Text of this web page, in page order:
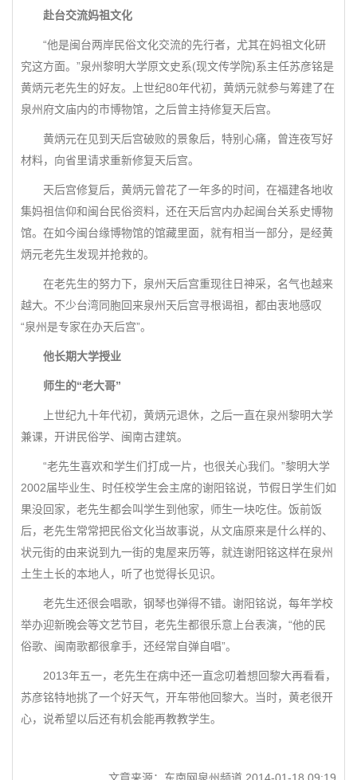
赴台交流妈祖文化
“他是闽台两岸民俗文化交流的先行者，尤其在妈祖文化研
究这方面。”泉州黎明大学原文史系(现文传学院)系主任苏彦铭是
黄炳元老先生的好友。上世纪80年代初，黄炳元就参与筹建了在
泉州府文庙内的市博物馆，之后曾主持修复天后宫。
黄炳元在见到天后宫破败的景象后，特别心痛，曾连夜写好
材料，向省里请求重新修复天后宫。
天后宫修复后，黄炳元曾花了一年多的时间，在福建各地收
集妈祖信仰和闽台民俗资料，还在天后宫内办起闽台关系史博物
馆。在如今闽台缘博物馆的馆藏里面，就有相当一部分，是经黄
炳元老先生发现并抢救的。
在老先生的努力下，泉州天后宫重现往日神采，名气也越来
越大。不少台湾同胞回来泉州天后宫寻根谒祖，都由衷地感叹
“泉州是专家在办天后宫”。
他长期大学授业
师生的“老大哥”
上世纪九十年代初，黄炳元退休，之后一直在泉州黎明大学
兼课，开讲民俗学、闽南古建筑。
“老先生喜欢和学生们打成一片，也很关心我们。”黎明大学
2002届毕业生、时任校学生会主席的谢阳铭说，节假日学生们如
果没回家，老先生都会叫学生到他家，师生一块吃住。饭前饭
后，老先生常常把民俗文化当故事说，从文庙原来是什么样的、
状元街的由来说到九一街的鬼屋来历等，就连谢阳铭这样在泉州
土生土长的本地人，听了也觉得长见识。
老先生还很会唱歌，钢琴也弹得不错。谢阳铭说，每年学校
举办迎新晚会等文艺节目，老先生都很乐意上台表演，“他的民
俗歌、闽南歌都很拿手，还经常自弹自唱”。
2013年五一，老先生在病中还一直念叨着想回黎大再看看，
苏彦铭特地挑了一个好天气，开车带他回黎大。当时，黄老很开
心，说希望以后还有机会能再教教学生。